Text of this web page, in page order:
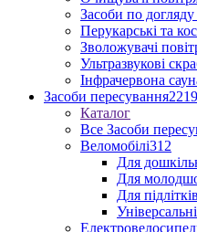
Засоби по
Перукарські та
Зволожувачі
Ультразвукові
Інфрачервона
Засоби пересування2219
Каталог
Все Засоби
Веломобілі312
Для
Для
Для